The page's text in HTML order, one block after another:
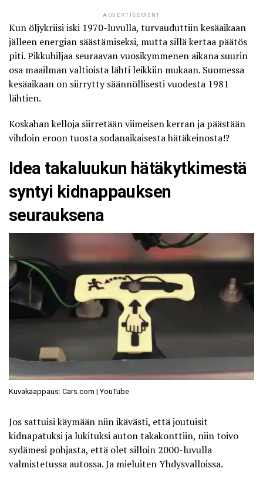
ADVERTISEMENT
Kun öljykriisi iski 1970-luvulla, turvauduttiin kesäaikaan
jälleen energian säästämiseksi, mutta sillä kertaa päätös
piti. Pikkuhiljaa seuraavan vuosikymmenen aikana suurin
osa maailman valtioista lähti leikkiin mukaan. Suomessa
kesäaikaan on siirrytty säännöllisesti vuodesta 1981
lähtien.
Koskahan kelloja siirretään viimeisen kerran ja päästään
vihdoin eroon tuosta sodanaikaisesta hätäkeinosta!?
Idea takaluukun hätäkytkimestä
syntyi kidnappauksen
seurauksena
Kuvakaappaus: Cars.com | YouTube
Jos sattuisi käymään niin ikävästi, että joutuisit
kidnapatuksi ja lukituksi auton takakonttiin, niin toivo
sydämesi pohjasta, että olet silloin 2000-luvulla
valmistetussa autossa. Ja mieluiten Yhdysvalloissa.